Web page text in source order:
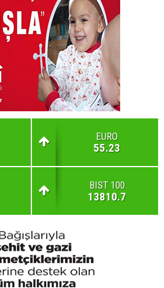
EURO
55.23
BIST 100
13810.7